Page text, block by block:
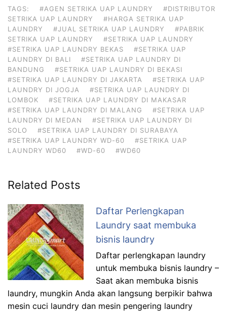
TAGS: #AGEN SETRIKA UAP LAUNDRY
#DISTRIBUTOR
SETRIKA UAP LAUNDRY
#HARGA SETRIKA UAP
LAUNDRY
#JUAL SETRIKA UAP LAUNDRY
#PABRIK
SETRIKA UAP LAUNDRY
#SETRIKA UAP LAUNDRY
#SETRIKA UAP LAUNDRY BEKAS
#SETRIKA UAP
LAUNDRY DI BALI
#SETRIKA UAP LAUNDRY DI
BANDUNG
#SETRIKA UAP LAUNDRY DI BEKASI
#SETRIKA UAP LAUNDRY DI JAKARTA
#SETRIKA UAP
LAUNDRY DI JOGJA
#SETRIKA UAP LAUNDRY DI
LOMBOK
#SETRIKA UAP LAUNDRY DI MAKASAR
#SETRIKA UAP LAUNDRY DI MALANG
#SETRIKA UAP
LAUNDRY DI MEDAN
#SETRIKA UAP LAUNDRY DI
SOLO
#SETRIKA UAP LAUNDRY DI SURABAYA
#SETRIKA UAP LAUNDRY WD-60
#SETRIKA UAP
LAUNDRY WD60
#WD-60 #WD60
Related Posts
Daftar Perlengkapan
Laundry saat membuka
bisnis laundry
Daftar perlengkapan laundry
untuk membuka bisnis laundry –
Saat akan membuka bisnis
laundry, mungkin Anda akan langsung berpikir bahwa
mesin cuci laundry dan mesin pengering laundry